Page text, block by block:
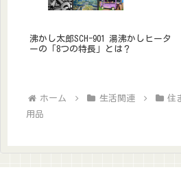
沸かし太郎SCH-901 湯沸かしヒータ
ーの「8つの特長」とは？
ホーム 生活関連 住
用品